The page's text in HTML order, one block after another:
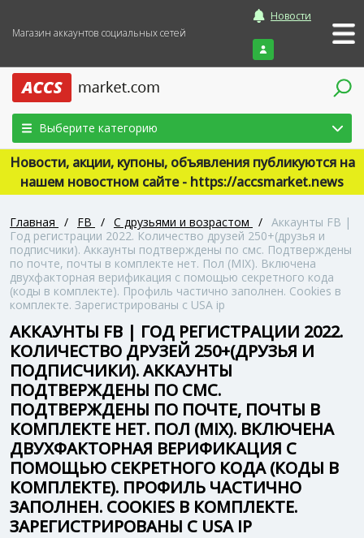
Магазин аккаунтов социальных сетей
Новости
Войти
Выберите категорию
Новости, акции, купоны, объявления публикуются на
нашем новостном сайте - https://accsmarket.news
Главная / FB / С друзьями и возрастом / Аккаунты FB |
Год регистрации 2022. Количество друзей 250+(друзья и
подписчики). Аккаунты подтверждены по смс. Подтверждены
по почте, почты в комплекте нет. Пол (MIX). Включена
двухфакторная верификация с помощью секретного кода
(коды в комплекте). Профиль частично заполнен. Cookies в
комплекте. Зарегистрированы с USA ip
АККАУНТЫ FB | ГОД РЕГИСТРАЦИИ 2022.
КОЛИЧЕСТВО ДРУЗЕЙ 250+(ДРУЗЬЯ И
ПОДПИСЧИКИ). АККАУНТЫ
ПОДТВЕРЖДЕНЫ ПО СМС.
ПОДТВЕРЖДЕНЫ ПО ПОЧТЕ, ПОЧТЫ В
КОМПЛЕКТЕ НЕТ. ПОЛ (MIX). ВКЛЮЧЕНА
ДВУХФАКТОРНАЯ ВЕРИФИКАЦИЯ С
ПОМОЩЬЮ СЕКРЕТНОГО КОДА (КОДЫ В
КОМПЛЕКТЕ). ПРОФИЛЬ ЧАСТИЧНО
ЗАПОЛНЕН. COOKIES В КОМПЛЕКТЕ.
ЗАРЕГИСТРИРОВАНЫ С USA IP